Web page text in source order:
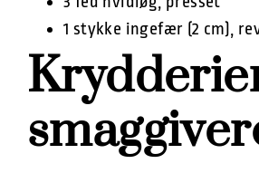
1 stykke ingefær (2 cm),